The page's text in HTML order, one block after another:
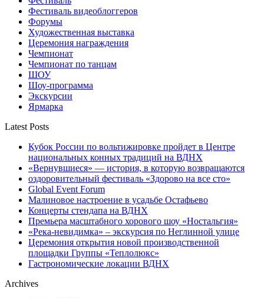
Фестиваль видеоблоггеров
Форумы
Художественная выставка
Церемония награждения
Чемпионат
Чемпионат по танцам
ШОУ
Шоу-программа
Экскурсии
Ярмарка
Latest Posts
Кубок России по вольтижировке пройдет в Центре
национальных конных традиций на ВДНХ
«Вернувшиеся» — история, в которую возвращаются
оздоровительный фестиваль «Здорово на все сто»
Global Event Forum
Малиновое настроение в усадьбе Остафьево
Концерты стендапа на ВДНХ
Премьера масштабного хорового шоу «Ностальгия»
«Река-невидимка» – экскурсия по Неглинной улице
Церемония открытия новой производственной
площадки Группы «Теплолюкс»
Гастрономические локации ВДНХ
Archives